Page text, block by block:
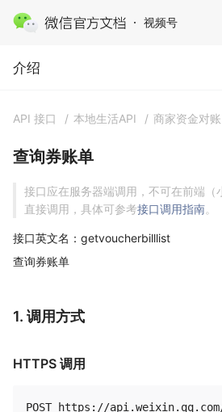
视频号
查询券账单
介绍
API 接口 / 本地生活API / 商家资金对账
查询券账单
接口应在服务器端调用，不可在前端（
直接调用，具体可参考接口调用指南。
接口英文名：getvoucherbilllist
查询券账单
1. 调用方式
HTTPS 调用